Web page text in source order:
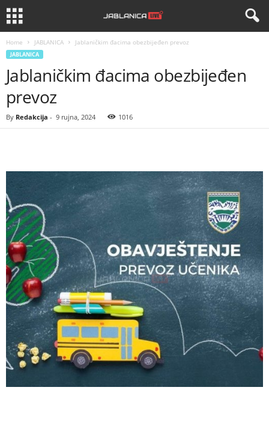
Home JABLANICA Jablaničkim đacima obezbijeđen prevoz
JABLANICA
Jablaničkim đacima obezbijeđen
prevoz
By Redakcija - 9 rujna, 2024 1016